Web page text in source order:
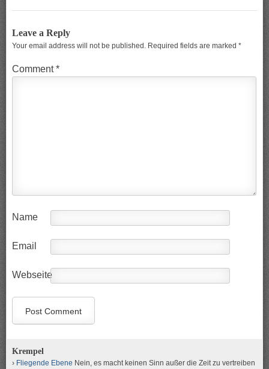
Leave a Reply
Your email address will not be published. Required fields are marked *
Comment*
Name
Email
Webseite
Krempel
Fliegende Ebene Nein, es macht keinen Sinn außer die Zeit zu vertreiben